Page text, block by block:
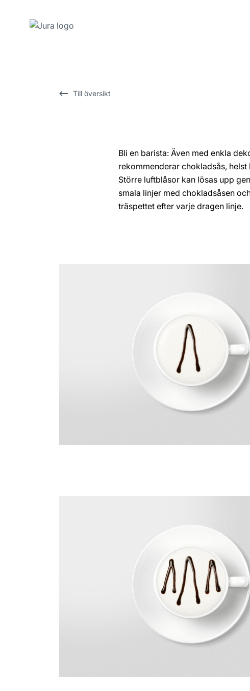
Till översikt
Bli en barista: Även med enkla
rekommenderar chokladsås,
Större luftblåsor kan lösas upp
smala linjer med chokladsåsen
träspettet efter varje dragen linje.